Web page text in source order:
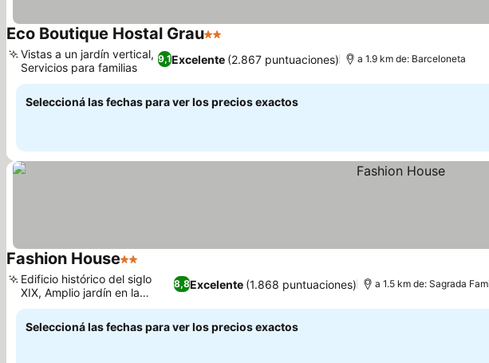
Eco Boutique Hostal Grau2 Estrellas
9,1Excelente (2.867 puntuaciones)
Vistas a un jardín vertical,
Servicios para familias
a 1.9 km de: Barceloneta
Seleccioná las fechas para ver los precios exactos
Fashion House2 Estrellas
8,8Excelente (1.868 puntuaciones)
Edificio histórico del siglo
XIX, Amplio jardín en la
terraza
a 1.5 km de: Sagrada
Seleccioná las fechas para ver los precios exactos